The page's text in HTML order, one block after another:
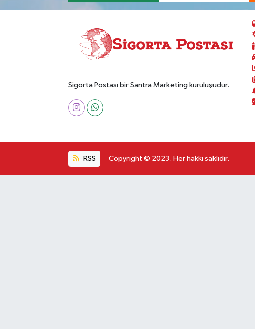
Sigorta Postası bir Santra Marketing kuruluşudur.
RSS Copyright © 2023. Her hakkı saklıdır.